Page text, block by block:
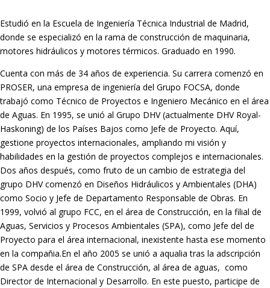
Estudió en la Escuela de Ingeniería Técnica Industrial de Madrid,
donde se especializó en la rama de construcción de maquinaria,
motores hidráulicos y motores térmicos. Graduado en 1990.
Cuenta con más de 34 años de experiencia. Su carrera comenzó en
PROSER, una empresa de ingeniería del Grupo FOCSA, donde
trabajó como Técnico de Proyectos e Ingeniero Mecánico en el área
de Aguas. En 1995, se unió al Grupo DHV (actualmente DHV Royal-
Haskoning) de los Países Bajos como Jefe de Proyecto. Aquí,
gestione proyectos internacionales, ampliando mi visión y
habilidades en la gestión de proyectos complejos e internacionales.
Dos años después, como fruto de un cambio de estrategia del
grupo DHV comenzó en Diseños Hidráulicos y Ambientales (DHA)
como Socio y Jefe de Departamento Responsable de Obras. En
1999, volvió al grupo FCC, en el área de Construcción, en la filial de
Aguas, Servicios y Procesos Ambientales (SPA), como Jefe del de
Proyecto para el área internacional, inexistente hasta ese momento
en la compañia.En el año 2005 se unió a aqualia tras la adscripción
de SPA desde el área de Construcción, al área de aguas, como
Director de Internacional y Desarrollo. En este puesto, participe de